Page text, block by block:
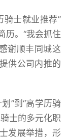
骑士就业推荐”
历。“我会抓住
谢顺丰同城这
供公司内推的
”到“高学历骑
士的多元化职
发展举措，形